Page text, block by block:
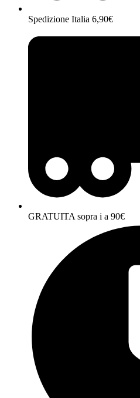
Spedizione Italia 6,90€
GRATUITA sopra i a 90€